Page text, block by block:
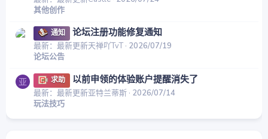
其他创作
通知 论坛注册功能修复通知
最新：最新更新天禅吖TvT 2026/07/19
论坛公告
亚 求助 以前申领的体验账户提醒消失了
最新：最新更新亚特兰蒂斯 2026/07/14
玩法技巧